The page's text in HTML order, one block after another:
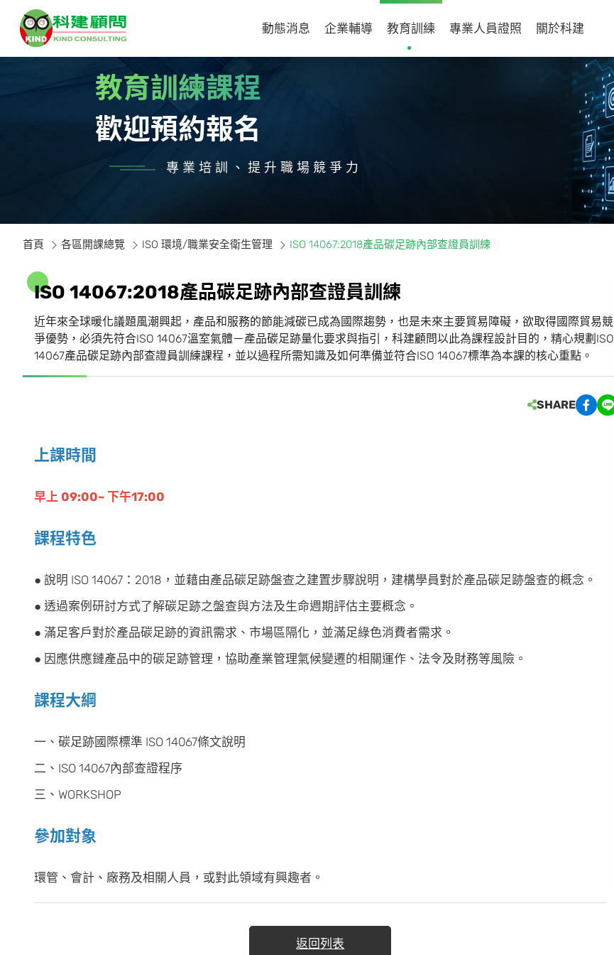
動態消息 企業輔導 教育訓練 專業人員證照 關於科建
教育訓練課程
歡迎預約報名
專業培訓、提升職場競爭力
首頁 各區開課總覽 ISO 環境/職業安全衛生管理 ISO 14067:2018產品碳足跡內部查證員訓練
ISO 14067:2018產品碳足跡內部查證員訓練
近年來全球暖化議題風潮興起，產品和服務的節能減碳已成為國際趨勢，也是未來主要貿易障礙，欲取得國際貿易競
爭優勢，必須先符合ISO 14067溫室氣體－產品碳足跡量化要求與指引，科建顧問以此為課程設計目的，精心規劃ISO
14067產品碳足跡內部查證員訓練課程，並以過程所需知識及如何準備並符合ISO 14067標準為本課的核心重點。
SHARE
上課時間
早上 09:00~ 下午17:00
課程特色
● 說明 ISO 14067：2018，並藉由產品碳足跡盤查之建置步驟說明，建構學員對於產品碳足跡盤查的概念。
● 透過案例研討方式了解碳足跡之盤查與方法及生命週期評估主要概念。
● 滿足客戶對於產品碳足跡的資訊需求、市場區隔化，並滿足綠色消費者需求。
● 因應供應鏈產品中的碳足跡管理，協助產業管理氣候變遷的相關運作、法令及財務等風險。
課程大綱
一、碳足跡國際標準 ISO 14067條文說明
二、ISO 14067內部查證程序
三、WORKSHOP
參加對象
環管、會計、廠務及相關人員，或對此領域有興趣者。
返回列表